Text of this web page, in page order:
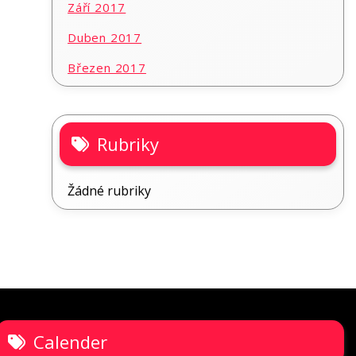
Září 2017
Duben 2017
Březen 2017
Rubriky
Žádné rubriky
Calender